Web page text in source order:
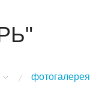
фотогалерея